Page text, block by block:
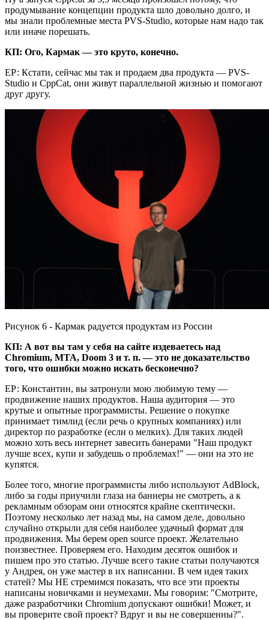
продумывание концепции продукта шло довольно долго, и
мы знали проблемные места PVS-Studio, которые нам надо так
или иначе порешать.
КП: Ого, Кармак — это круто, конечно.
ЕР: Кстати, сейчас мы так и продаем два продукта — PVS-
Studio и CppCat, они живут параллельной жизнью и помогают
друг другу.
Рисунок 6 - Кармак радуется продуктам из России
КП: А вот вы там у себя на сайте издеваетесь над
Chromium, MTA, Doom 3 и т. п. — это не доказательство
того, что ошибки можно искать бесконечно?
ЕР: Константин, вы затронули мою любимую тему —
продвижение наших продуктов. Наша аудитория — это
крутые и опытные программисты. Решение о покупке
принимает тимлид (если речь о крупных компаниях) или
директор по разработке (если о мелких). Для таких людей
можно хоть весь интернет завесить банерами "Наш продукт
лучше всех, купи и забудешь о проблемах!" — они на это не
купятся.
Более того, многие программисты либо используют AdBlock,
либо за годы приучили глаза на баннеры не смотреть, а к
рекламным обзорам они относятся крайне скептически.
Поэтому несколько лет назад мы, на самом деле, довольно
случайно открыли для себя наиболее удачный формат для
продвижения. Мы берем open source проект. Желательно
поизвестнее. Проверяем его. Находим десяток ошибок и
пишем про это статью. Лучше всего такие статьи получаются
у Андрея, он уже мастер в их написании. В чем идея таких
статей? Мы НЕ стремимся показать, что все эти проекты
написаны новичками и неумехами. Мы говорим: "Смотрите,
даже разработчики Chromium допускают ошибки! Может, и
вы проверите свой проект? Вдруг и вы не совершенны?".